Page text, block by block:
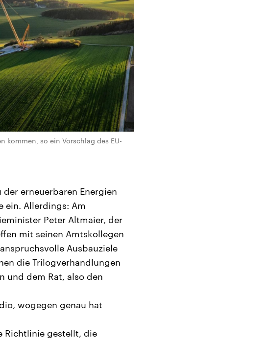
kommen, so ein Vorschlag des EU-
erneuerbaren Energien
ein. Allerdings: Am
Peter Altmaier, der
mit seinen Amtskollegen
Ausbauziele
die Trilogverhandlungen
und dem Rat, also den
wogegen genau hat
Richtlinie gestellt, die